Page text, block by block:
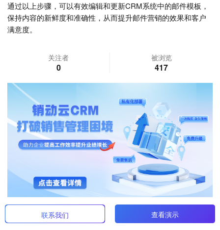
通过以上步骤，可以有效编辑和更新CRM系统中的邮件模板，
保持内容的新鲜度和准确性，从而提升邮件营销的效果和客户
满意度。
关注者
0
被浏览
417
联系我们 查看演示